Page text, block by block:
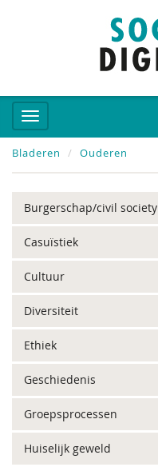
Bladeren Ouderen
Burgerschap/civil society
Casuïstiek
Cultuur
Diversiteit
Ethiek
Geschiedenis
Groepsprocessen
Huiselijk geweld